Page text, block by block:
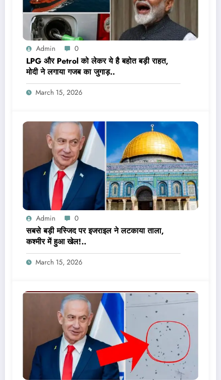
Admin 0
LPG और Petrol को लेकर ये है बहोत बड़ी राहत,
मोदी ने लगाया गजब का जुगाड़..
March 15, 2026
Admin 0
सबसे बड़ी मस्जिद पर इजराइल ने लटकाया ताला,
कश्मीर में हुआ खेल!..
March 15, 2026